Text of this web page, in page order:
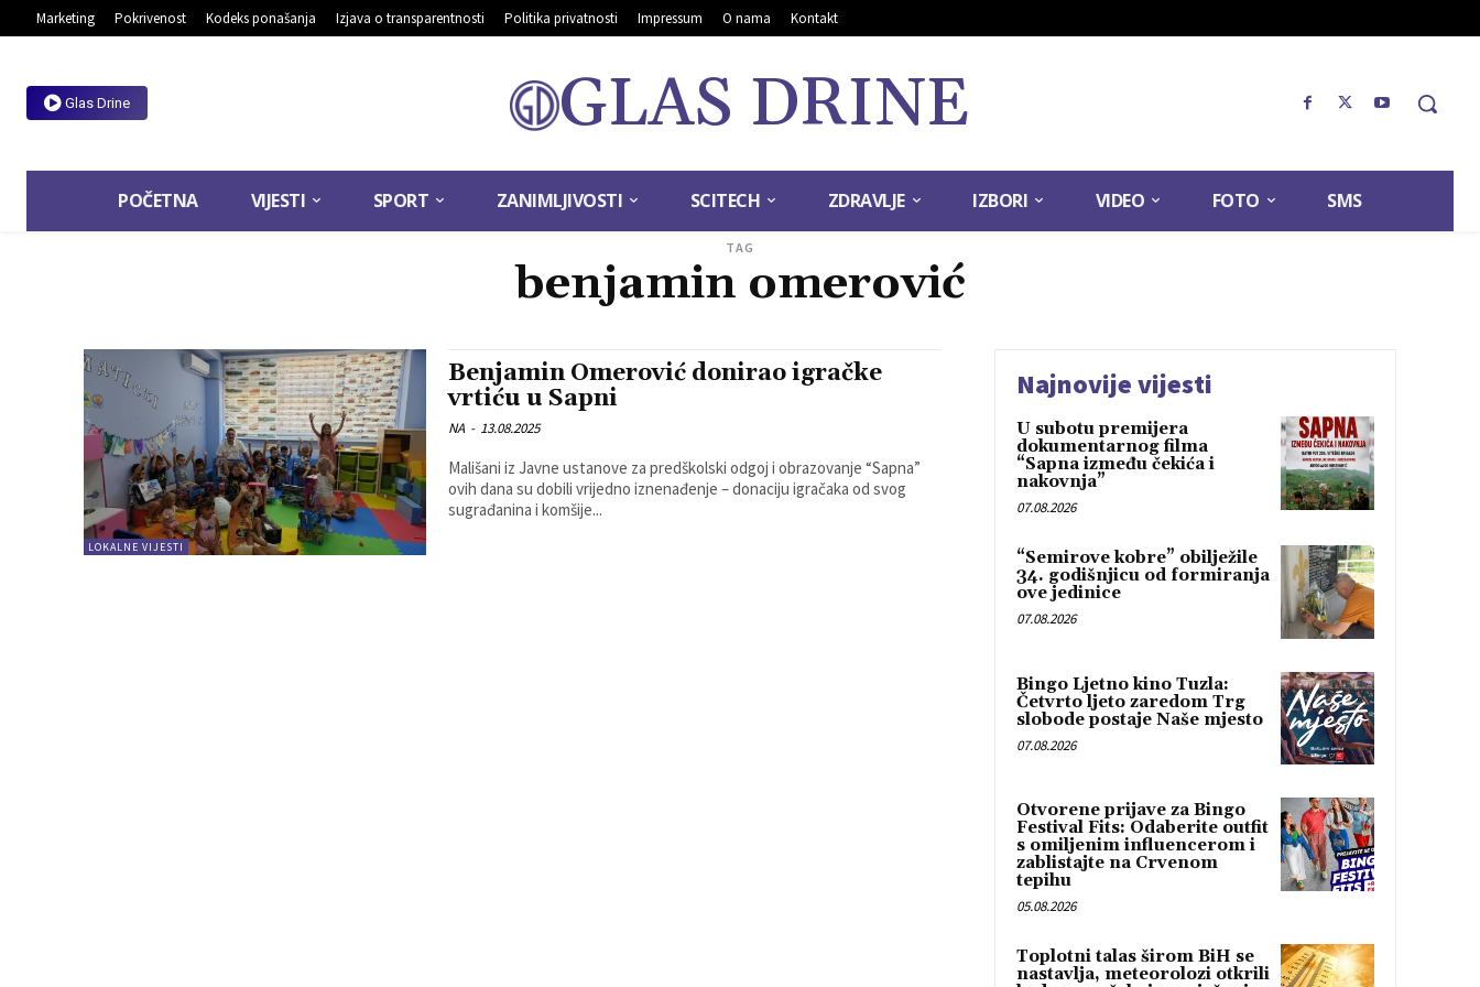
Marketing Pokrivenost Kodeks ponašanja Izjava o transparentnosti Politika privatnosti Impressum O nama Kontakt
Glas Drine GLAS DRINE
POČETNA VIJESTI SPORT ZANIMLJIVOSTI SCITECH ZDRAVLJE IZBORI VIDEO FOTO SMS
TAG
benjamin omerović
LOKALNE VIJESTI
Benjamin Omerović donirao igračke
vrtiću u Sapni
NA - 13.08.2025
Mališani iz Javne ustanove za predškolski odgoj i obrazovanje “Sapna”
ovih dana su dobili vrijedno iznenađenje – donaciju igračaka od svog
sugrađanina i komšije...
Najnovije vijesti
U subotu premijera
dokumentarnog filma
“Sapna između čekića i
nakovnja”
07.08.2026
“Semirove kobre” obilježile
34. godišnjicu od formiranja
ove jedinice
07.08.2026
Bingo Ljetno kino Tuzla:
Četvrto ljeto zaredom Trg
slobode postaje Naše mjesto
07.08.2026
Otvorene prijave za Bingo
Festival Fits: Odaberite outfit
s omiljenim influencerom i
zablistajte na Crvenom
tepihu
05.08.2026
Toplotni talas širom BiH se
nastavlja, meteorolozi otkrili